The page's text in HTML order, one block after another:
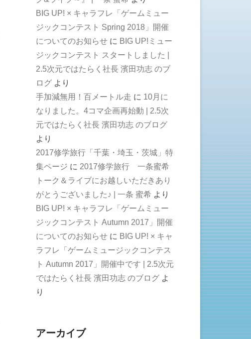
BIG UP! × キャラフレ「ゲームミュー
ジックコンテスト Spring 2018」開催
についてのお知らせ に BIG UP!ミュー
ジックコンテスト スタートしました |
2.5次元ではたらく社長 濱田功志 のブ
ログ より
手加減無用！百メートル走 に 10月に
なりました。4コマ企画再始動 | 2.5次
元ではたらく社長 濱田功志 のブログ
より
2017修学旅行「千葉・埼玉・茨城」特
集ページ に 2017修学旅行 一条蜜希
トーク＆ライブにお越しいただきあり
がとうございました♪ | 一条 蜜希 より
BIG UP! × キャラフレ「ゲームミュー
ジックコンテスト Autumn 2017」開催
についてのお知らせ に BIG UP! × キャ
ラフレ「ゲームミュージックコンテス
ト Autumn 2017」開催中です | 2.5次元
ではたらく社長 濱田功志 のブログ よ
り
アーカイブ